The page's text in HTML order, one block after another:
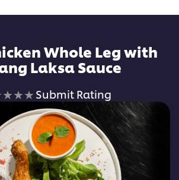
Whole Leg with
Laksa Sauce
No
ratings
submitted
for
this
recipe
Submit Rating